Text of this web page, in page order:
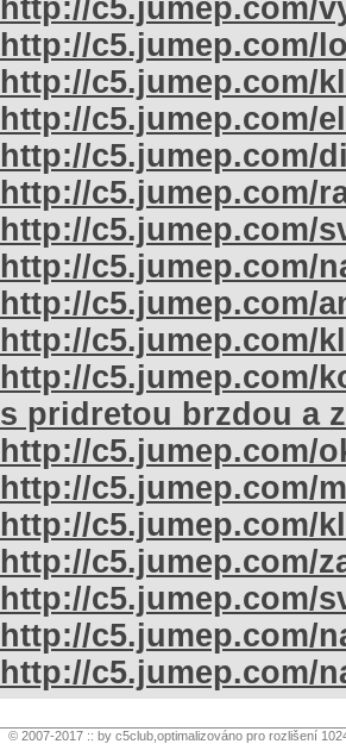
http://c5.jumep.com/
http://c5.jumep.com/
http://c5.jumep.com/
http://c5.jumep.com/
http://c5.jumep.com/
http://c5.jumep.com/
http://c5.jumep.com/
http://c5.jumep.com/
http://c5.jumep.com/
http://c5.jumep.com/
http://c5.jumep.com/
s pridretou brzdou a
http://c5.jumep.com/
http://c5.jumep.com/
http://c5.jumep.com/
http://c5.jumep.com/
http://c5.jumep.com/
http://c5.jumep.com/
http://c5.jumep.com/
© 2007-2017 :: by c5club,optimalizováno pro rozlišení